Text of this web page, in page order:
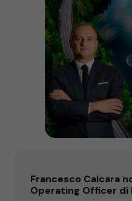
Francesco Calcara
Operating Officer di